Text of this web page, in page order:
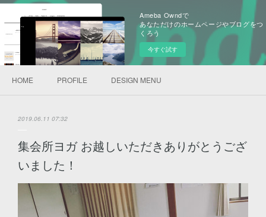
Ameba Owndで
あなただけのホームページやブログをつ
くろう
今すぐ試す
HOME PROFILE DESIGN MENU
2019.06.11 07:32
集会所ヨガ お越しいただきありがとうござ
いました！